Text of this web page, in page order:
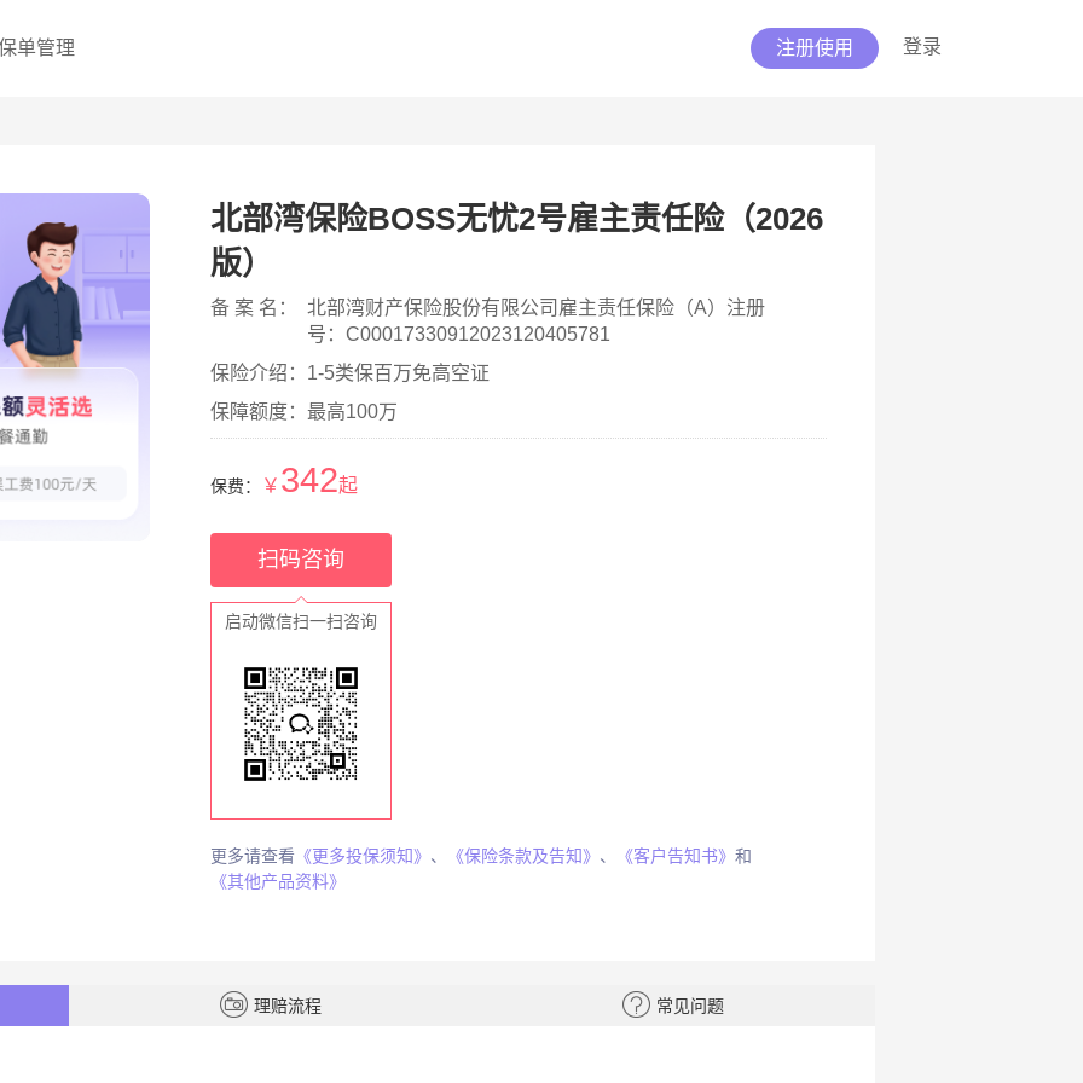
单管理 注册使用 登录
北部湾保险BOSS无忧2号雇主责任险（2026
版）
备 案 名：
北部湾财产保险股份有限公司雇主责任保险（A）注册
号：C00017330912023120405781
保险介绍： 1-5类保百万免高空证
保障额度： 最高100万
保费： ￥ 342起
扫码咨询
启动微信扫一扫咨询
更多请查看 《更多投保须知》 、 《保险条款及告知》 、 《客户告知书》 和
《其他产品资料》
理赔流程 常见问题